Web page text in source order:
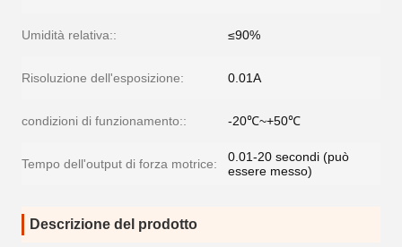
Umidità relativa:: ≤90%
Risoluzione dell'esposizione: 0.01A
condizioni di funzionamento:: -20℃~+50℃
Tempo dell'output di forza motrice:
0.01-20 secondi (può
essere messo)
Descrizione del prodotto